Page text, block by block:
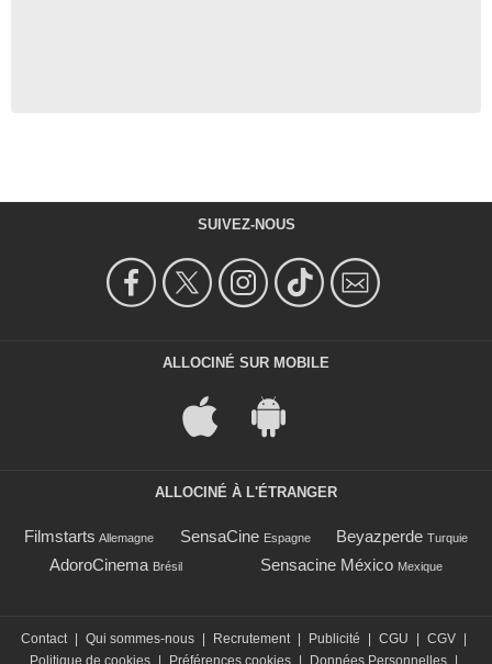
SUIVEZ-NOUS
ALLOCINÉ SUR MOBILE
ALLOCINÉ À L'ÉTRANGER
Filmstarts Allemagne SensaCine Espagne Beyazperde Turquie
AdoroCinema Brésil Sensacine México Mexique
Contact | Qui sommes-nous | Recrutement | Publicité | CGU | CGV |
Politique de cookies | Préférences cookies | Données Personnelles |